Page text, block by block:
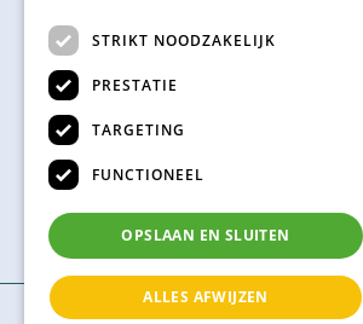
Volg ons
Check hier je saldo
STRIKT NOODZAKELIJK
PRESTATIE
TARGETING
FUNCTIONEEL
OPSLAAN EN SLUITEN
ALLES AFWIJZEN